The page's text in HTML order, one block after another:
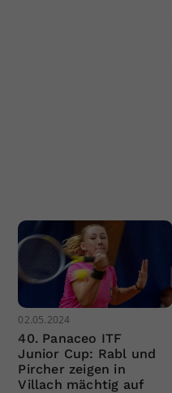
02.05.2024
40. Panaceo ITF
Junior Cup: Rabl und
Pircher zeigen in
Villach mächtig auf